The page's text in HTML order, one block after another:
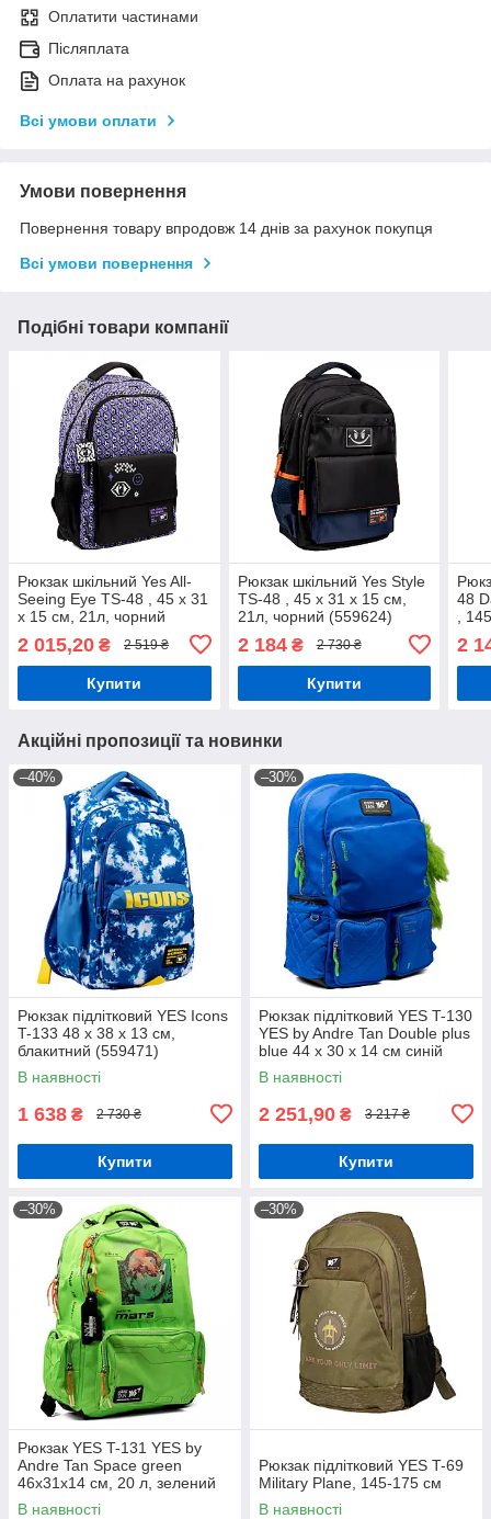
Оплатити частинами
Післяплата
Оплата на рахунок
Всі умови оплати
Умови повернення
Повернення товару впродовж 14 днів за рахунок покупця
Всі умови повернення
Подібні товари компанії
Рюкзак шкільний Yes All-
Seeing Eye TS-48 , 45 х 31
х 15 см, 21л, чорний
2 015,20 ₴ 2 519 ₴
Купити
Рюкзак шкільний Yes Style
TS-48 , 45 х 31 х 15 см,
21л, чорний (559624)
2 184₴ 2 730 ₴
Купити
48
,
2
Акційні пропозиції та новинки
–40%
Рюкзак підлітковий YES Icons
T-133 48 х 38 х 13 см,
блакитний (559471)
В наявності
1 638 ₴ 2 730 ₴
Купити
–30%
Рюкзак підлітковий YES T-130
YES by Andre Tan Double plus
blue 44 x 30 x 14 см синій
(559048)
В наявності
2 251,90 ₴ 3 217 ₴
Купити
–30%
Рюкзак YES T-131 YES by
Andre Tan Space green
46х31х14 см, 20 л, зелений
(559049)
В наявності
–30%
Рюкзак підлітковий YES T-69
Military Plane, 145-175 см
В наявності